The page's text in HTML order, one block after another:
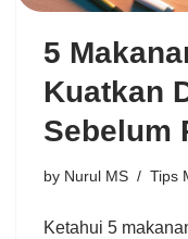
5
Kuatkan
Sebelum
by Nurul MS Tips
Ketahui 5